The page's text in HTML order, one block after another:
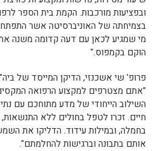
ובפציעות מורכבות. הקמת בית הספר
בצמיחתה של האוניברסיטה אשר
מי שמגיע לכאן עם דעה קדומה משנה
הוקם בקמפוס."
פרופ' שי אשכנזי, הדיקן המייסד של
"אתם מצטרפים למקצוע הרפואה
השילוב הייחודי של מדע מתוחכם עם
חיים. זכרו לטפל בחולים ללא
בחמלה, ובמילות עידוד. הדליקו את
אותם בתבונה וברגישות להחלמתם".